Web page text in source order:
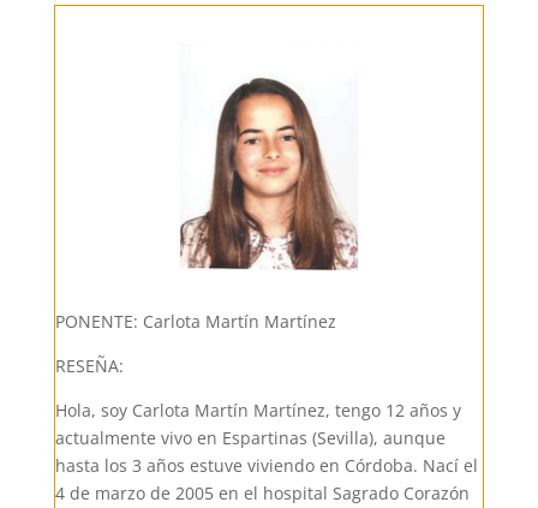
PONENTE: Carlota Martín Martínez
RESEÑA:
Hola, soy Carlota Martín Martínez, tengo 12 años y
actualmente vivo en Espartinas (Sevilla), aunque
hasta los 3 años estuve viviendo en Córdoba. Nací el
4 de marzo de 2005 en el hospital Sagrado Corazón